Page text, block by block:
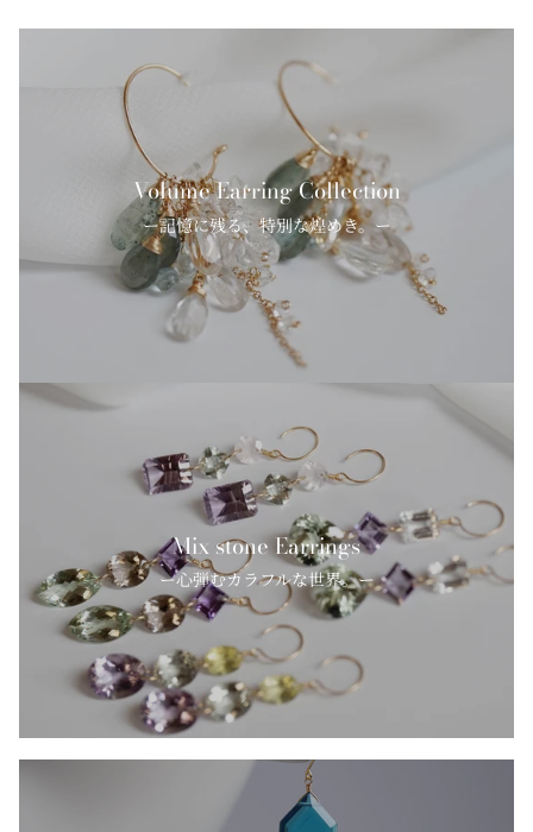
Volume Earring Collection
ー記憶に残る、特別な煌めき。ー
Mix stone Earrings
ー心弾むカラフルな世界。ー